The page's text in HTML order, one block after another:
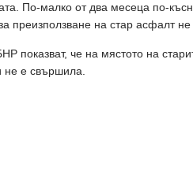
По-малко от два месеца по-
преизползване на стар асфалт
показват, че на мястото на
не е свършила.